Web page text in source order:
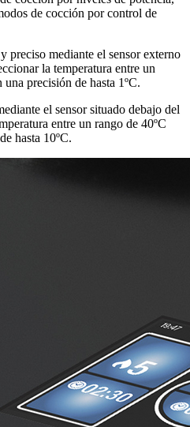
de cocción por control de
preciso mediante el sensor externo
la temperatura entre un
precisión de hasta 1ºC.
el sensor situado debajo del
entre un rango de 40ºC
hasta 10ºC.